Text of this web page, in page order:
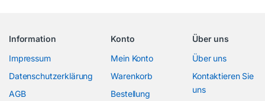
Information
Impressum
Datenschutzerklärung
AGB
Konto
Mein Konto
Warenkorb
Bestellung
Über uns
Über uns
Kontaktieren Sie
uns